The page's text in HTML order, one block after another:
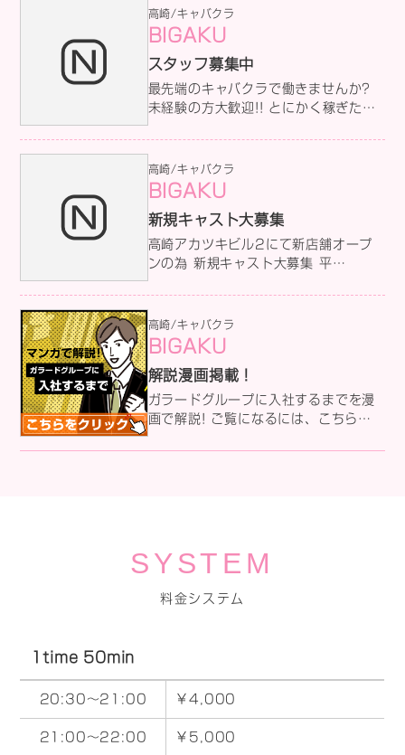
高崎/キャバクラ
BIGAKU
スタッフ募集中
最先端のキャバクラで働きませんか?
未経験の方大歓迎!! とにかく稼ぎたい
ってアナタへ あなたのヤル気次第で未
輩スタッフが丁寧にサポートしますの
で安心して下さい。 経験者の方には他
意しております。 詳しい求人情報はコ
チラから ↓↓↓↓↓
高崎/キャバクラ
BIGAKU
新規キャスト大募集
高崎アカツキビル2にて新店舗オープ
ンの為 新規キャスト大募集 平
日:4,500円 金曜:5,000円 土
から ↓↓↓↓↓
高崎/キャバクラ
BIGAKU
解説漫画掲載！
ガラードグループに入社するまでを漫
画で解説! ご覧になるには、こちらを
クリック♪♪ ↓↓↓↓↓
SYSTEM
料金システム
1time 50min
20:30～21:00 ￥4,000
21:00～22:00 ￥5,000